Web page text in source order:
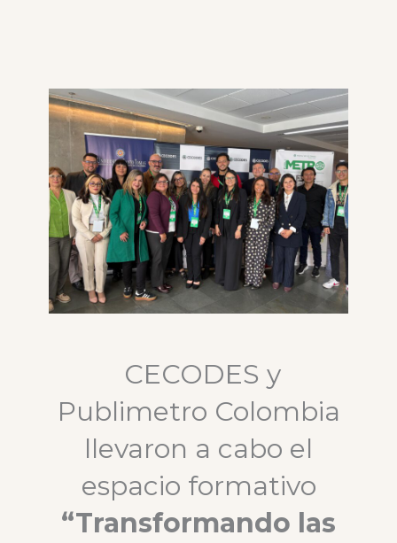
CECODES y
Publimetro Colombia
llevaron a cabo el
espacio formativo
“Transformando las